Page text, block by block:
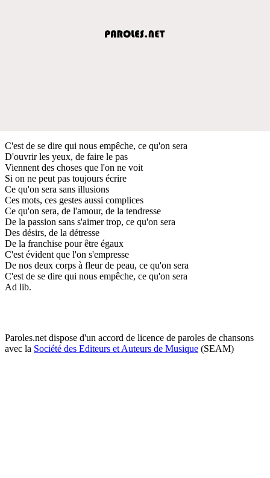
C'est de se dire qui nous empêche, ce qu'on sera
D'ouvrir les yeux, de faire le pas
Viennent des choses que l'on ne voit
Si on ne peut pas toujours écrire
Ce qu'on sera sans illusions
Ces mots, ces gestes aussi complices
Ce qu'on sera, de l'amour, de la tendresse
De la passion sans s'aimer trop, ce qu'on sera
Des désirs, de la détresse
De la franchise pour être égaux
C'est évident que l'on s'empresse
De nos deux corps à fleur de peau, ce qu'on sera
C'est de se dire qui nous empêche, ce qu'on sera
Ad lib.
Paroles.net dispose d'un accord de licence de paroles de chansons
avec la Société des Editeurs et Auteurs de Musique (SEAM)